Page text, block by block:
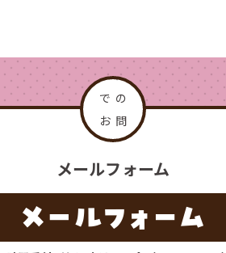
メールフォーム